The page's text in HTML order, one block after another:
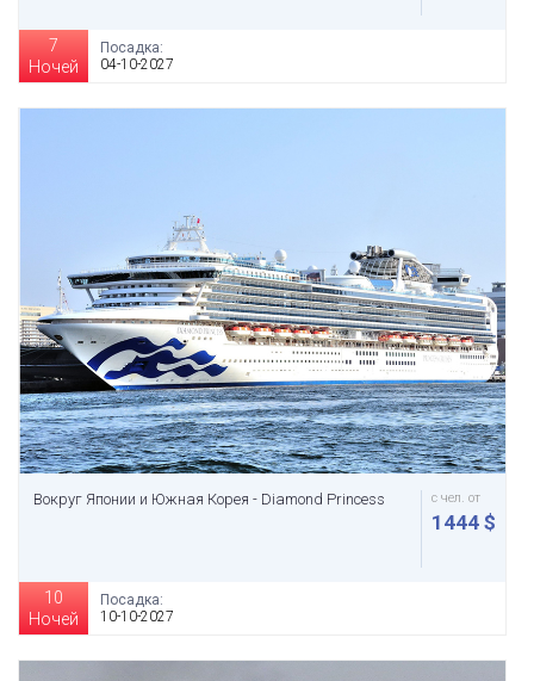
7
Ночей
Посадка:
04-10-2027
Вокруг Японии и Южная Корея - Diamond Princess с чел. от
1444 $
10
Ночей
Посадка:
10-10-2027